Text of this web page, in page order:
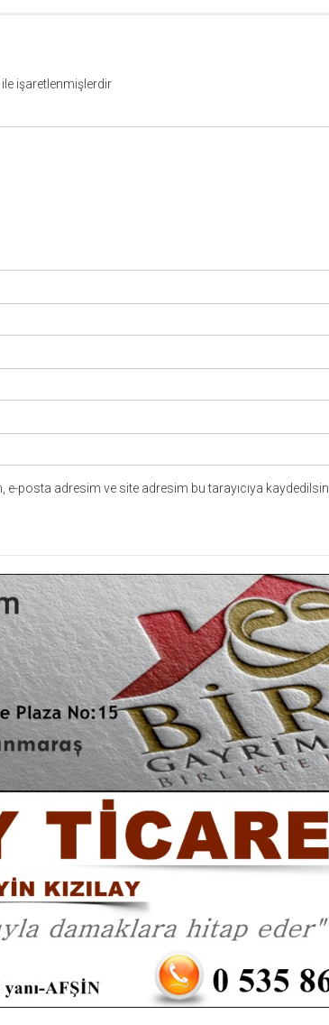
ile işaretlenmişlerdir
posta adresim ve site adresim bu tarayıcıya kaydedilsin.